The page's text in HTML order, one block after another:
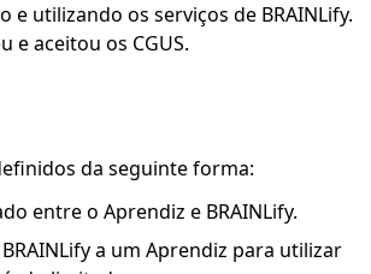
e utilizando os serviços de BRAINLify.
e aceitou os CGUS.
da seguinte forma:
entre o Aprendiz e BRAINLify.
a um Aprendiz para utilizar